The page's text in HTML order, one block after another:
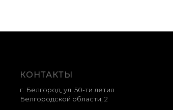
КОНТАКТЫ
г. Белгород, ул. 50-ти летия
Белгородской области, 2